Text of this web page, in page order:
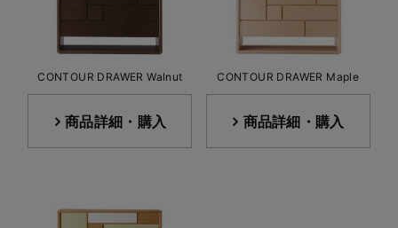
CONTOUR DRAWER Walnut
商品詳細・購入
CONTOUR DRAWER Maple
商品詳細・購入